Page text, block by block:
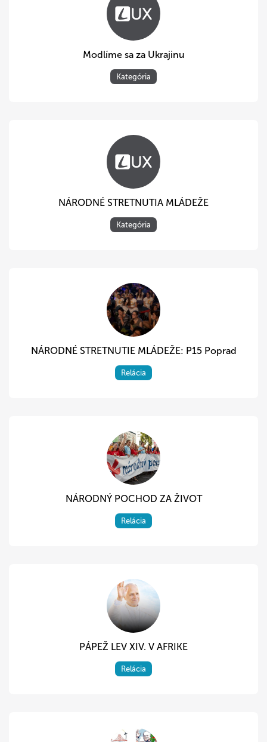
Modlíme sa za Ukrajinu
Kategória
NÁRODNÉ STRETNUTIA MLÁDEŽE
Kategória
NÁRODNÉ STRETNUTIE MLÁDEŽE: P15 Poprad
Relácia
NÁRODNÝ POCHOD ZA ŽIVOT
Relácia
PÁPEŽ LEV XIV. V AFRIKE
Relácia